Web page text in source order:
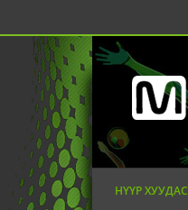
НҮҮР ХУУДАС